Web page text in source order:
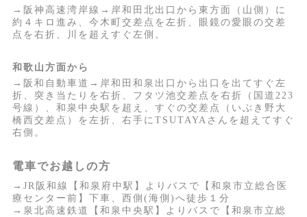
→阪神高速湾岸線→岸和田北出口から東方面（山側）に
約４キロ進み、今木町交差点を左折、眼鏡の愛眼の交差
点を右折、川を超えすぐ左側。
和歌山方面から
→阪和自動車道→岸和田和泉出口から出口を出てすぐ左
折、突き当たりを右折、フタツ池交差点を右折（国道223
号線）、和泉中央駅を超え、すぐの交差点（いぶき野大
橋西交差点）を左折、右手にTSUTAYAさんを超えてすぐ
右側。
電車でお越しの方
→JR阪和線【和泉府中駅】よりバスで【和泉市立総合医
療センター前】下車、西側(海側)へ徒歩１分
→泉北高速鉄道【和泉中央駅】よりバスで【和泉市立総